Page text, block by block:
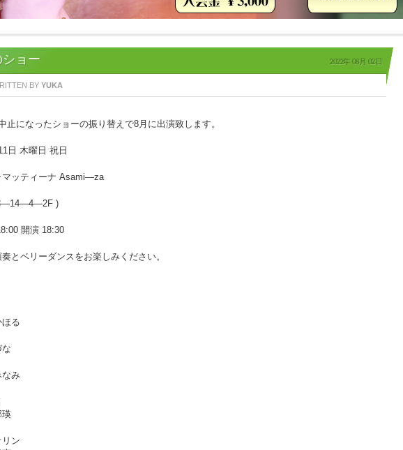
ョー 2022年 08月 02日
BY YUKA
止になったショーの振り替えで8月に出演致します。
日 木曜日 祝日
マッティーナ Asami―za
)
開演 18:30
とベリーダンスをお楽しみください。
る
な
なみ
瑛
ン